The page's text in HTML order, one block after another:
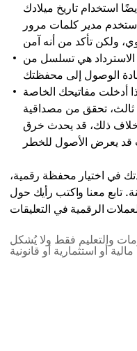
استخدام تاريخ ميلادك
مدير كلمات مرور
الاسترداد هي تسلسل من
أدخلت مفاتيحك الخاصة
تحقق من مصداقية
خلاف ذلك، قد يحدث خرق
في اختيار محفظة رقمية،
تابع معنا واكتب رأيك حول
والتعليم فقط ولا يُشكل